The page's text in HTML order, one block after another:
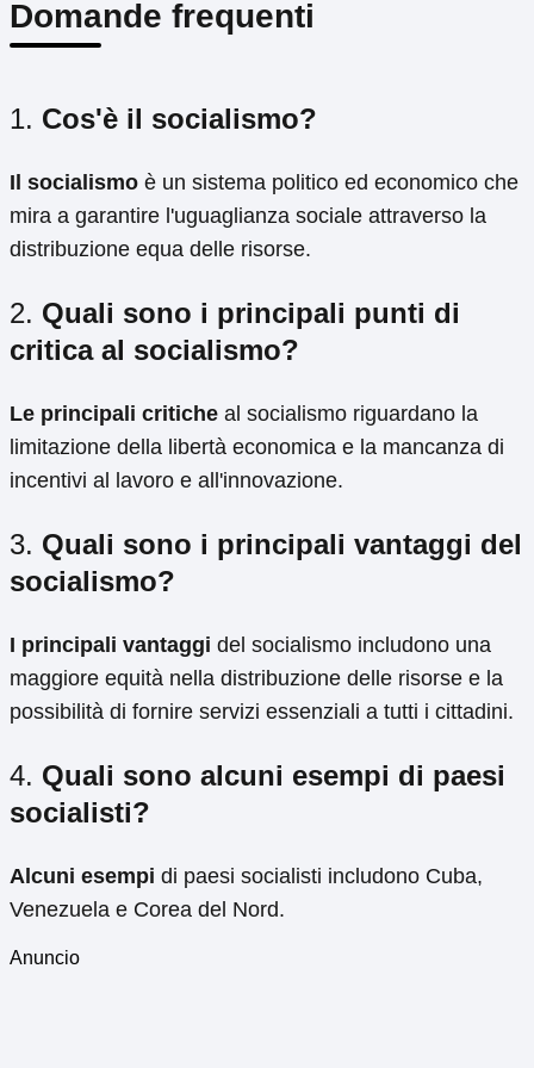
Domande frequenti
1. Cos'è il socialismo?
Il socialismo è un sistema politico ed economico che
mira a garantire l'uguaglianza sociale attraverso la
distribuzione equa delle risorse.
2. Quali sono i principali punti di
critica al socialismo?
Le principali critiche al socialismo riguardano la
limitazione della libertà economica e la mancanza di
incentivi al lavoro e all'innovazione.
3. Quali sono i principali vantaggi del
socialismo?
I principali vantaggi del socialismo includono una
maggiore equità nella distribuzione delle risorse e la
possibilità di fornire servizi essenziali a tutti i cittadini.
4. Quali sono alcuni esempi di paesi
socialisti?
Alcuni esempi di paesi socialisti includono Cuba,
Venezuela e Corea del Nord.
Anuncio